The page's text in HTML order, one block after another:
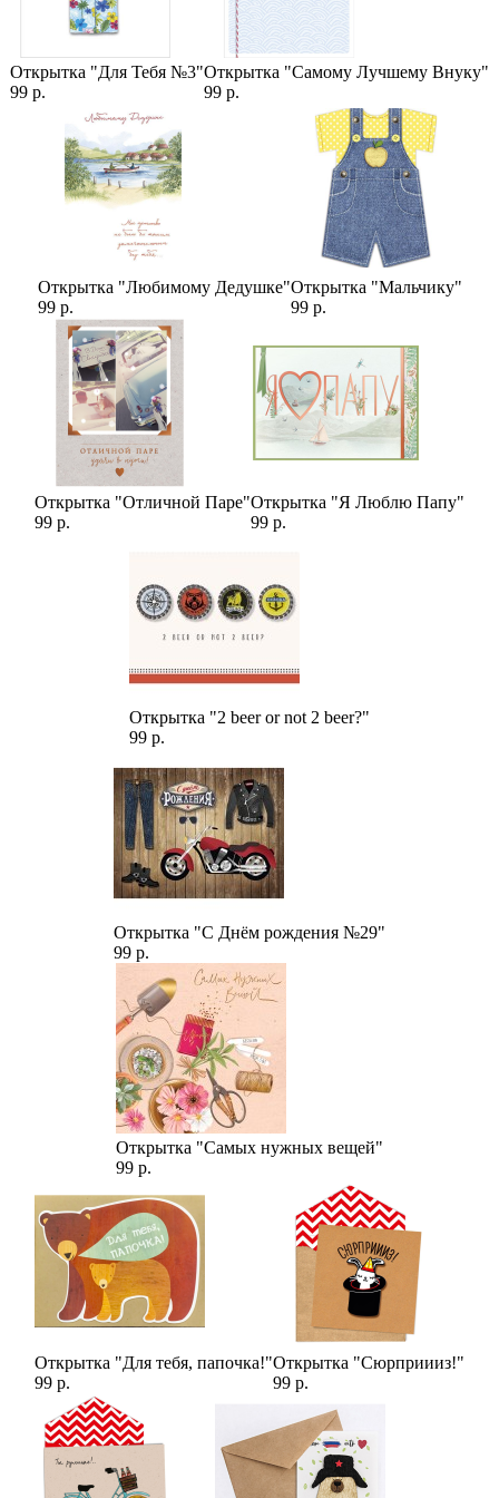
Открытка "Для Тебя №3"
99 р.
Открытка "Самому Лучшему Внуку"
99 р.
Открытка "Любимому Дедушке"
99 р.
Открытка "Мальчику"
99 р.
Открытка "Отличной Паре"
99 р.
Открытка "Я Люблю Папу"
99 р.
Открытка "2 beer or not 2 beer?"
99 р.
Открытка "С Днём рождения №29"
99 р.
Открытка "Самых нужных вещей"
99 р.
Открытка "Для тебя, папочка!"
99 р.
Открытка "Сюрприииз!"
99 р.